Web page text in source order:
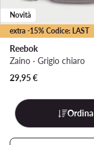
extra -15% Codice: LAST
Novità
Reebok
Zaino · Grigio chiaro
29,95€
Ordina